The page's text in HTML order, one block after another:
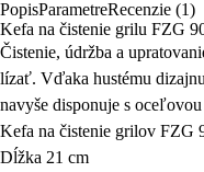
PopisParametreRecenzie (1)
Kefa na čistenie grilu FZG
Čistenie, údržba a
lízať. Vďaka hustému
navyše disponuje s
Kefa na čistenie grilov FZG
Dĺžka 21 cm